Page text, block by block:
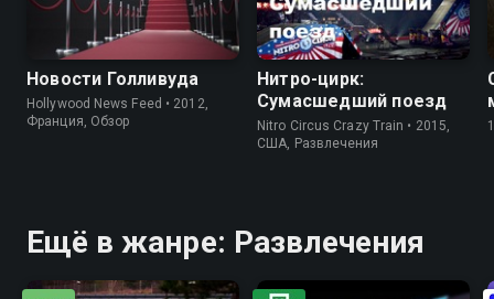
Новости Голливуда
Hollywood News Feed • 2012,
Франция, Обзор
Нитро-цирк:
Сумасшедший поезд
Nitro Circus Crazy Train • 2015,
США, Развлечения
Ещё в жанре: Развлечения